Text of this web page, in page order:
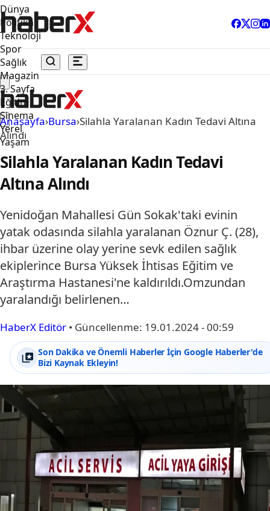
Dünya
Politika
Teknoloji
Spor
Sağlık
Magazin
3. Sayfa
Eğitim
Sinema
Yerel
Yaşam
Anasayfa›Bursa›Silahla Yaralanan Kadın Tedavi Altına
Alındı
Silahla Yaralanan Kadın Tedavi
Altına Alındı
Yenidoğan Mahallesi Gün Sokak'taki evinin
yatak odasında silahla yaralanan Öznur Ç. (28),
ihbar üzerine olay yerine sevk edilen sağlık
ekiplerince Bursa Yüksek İhtisas Eğitim ve
Araştırma Hastanesi'ne kaldırıldı.Omzundan
yaralandığı belirlenen…
HaberX Editör • Güncellenme: 19.01.2024 - 00:59
Son Dakika ve Önemli Haberler İçin Google Haberler'de
Bizi Kaynak Ekleyin!